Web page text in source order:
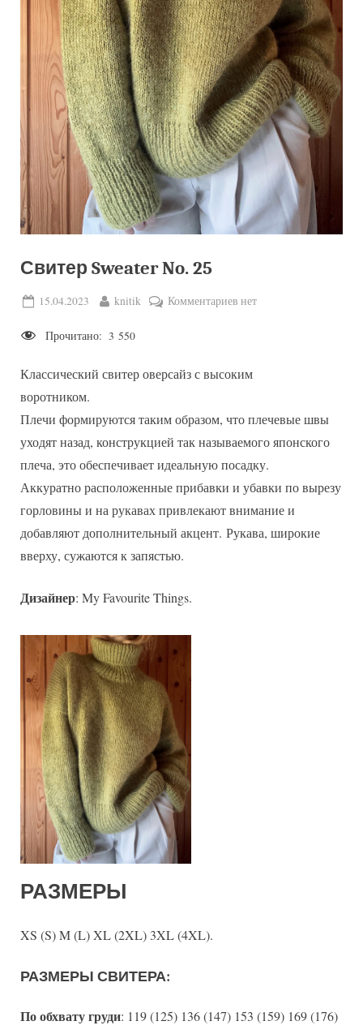
Свитер Sweater No. 25
Posted
15.04.2023 By
knitik Комментариевк
No.
нет
Прочитано: 3 550
Классический свитер оверсайз с высоким
воротником.
Плечи формируются таким образом, что плечевые швы
уходят назад, конструкцией так называемого японского
плеча, это обеспечивает идеальную посадку.
Аккуратно расположенные прибавки и убавки по вырезу
горловины и на рукавах привлекают внимание и
добавляют дополнительный акцент. Рукава, широкие
вверху, сужаются к запястью.
Дизайнер: My Favourite Things.
РАЗМЕРЫ
XS (S) M (L) XL (2XL) 3XL (4XL).
РАЗМЕРЫ СВИТЕРА:
По обхвату груди: 119 (125) 136 (147) 153 (159) 169 (176)